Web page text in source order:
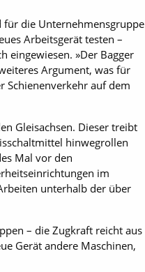
für die Unternehmensgruppe
Arbeitsgerät testen –
eingewiesen. »Der Bagger
Argument, was für
Schienenverkehr auf dem
Gleis­achsen. Dieser treibt
hinwegrollen
Mal vor den
im
unterhalb der über
– die Zugkraft reicht aus
Gerät andere Maschinen,